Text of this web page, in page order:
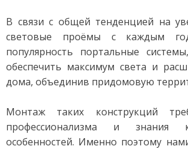
В связи с общей тенденцией на
световые проёмы с каждым
популярность портальные
обеспечить максимум света и
дома, объединив придомовую
Монтаж таких конструкций
профессионализма и знания
особенностей. Именно поэтому